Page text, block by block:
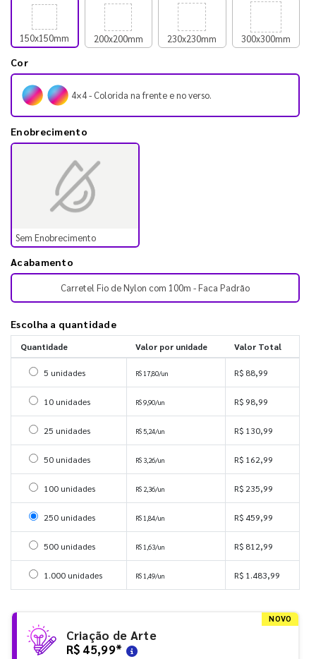
150x150mm 200x200mm 230x230mm 300x300mm
Cor
4×4 - Colorida na frente e no verso.
Enobrecimento
Sem Enobrecimento
Acabamento
Carretel Fio de Nylon com 100m - Faca Padrão
Escolha a quantidade
Quantidade Valor por unidade Valor Total
Selecionar 5 unidades
5 unidades R$ 17,80/un R$ 88,99
Selecionar 10 unidades
10 unidades R$ 9,90/un R$ 98,99
Selecionar 25 unidades
25 unidades R$ 5,24/un R$ 130,99
Selecionar 50 unidades
50 unidades R$ 3,26/un R$ 162,99
Selecionar 100 unidades
100 unidades R$ 2,36/un R$ 235,99
Selecionar 250 unidades
250 unidades R$ 1,84/un R$ 459,99
Selecionar 500 unidades
500 unidades R$ 1,63/un R$ 812,99
Selecionar 1000 unidades
1.000 unidades R$ 1,49/un R$ 1.483,99
NOVO
Criação de Arte
R$ 45,99*